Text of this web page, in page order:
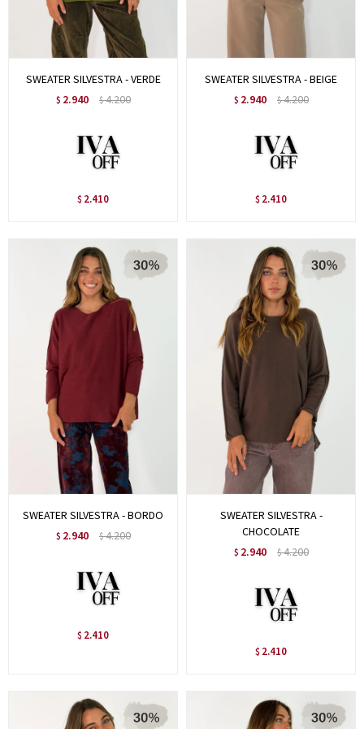
SWEATER SILVESTRA - VERDE
$ 2.940 $4.200
$ 2.410
SWEATER SILVESTRA - BEIGE
$ 2.940 $4.200
$ 2.410
SWEATER SILVESTRA - BORDO
$ 2.940 $4.200
$ 2.410
SWEATER SILVESTRA -
CHOCOLATE
$ 2.940 $4.200
$ 2.410